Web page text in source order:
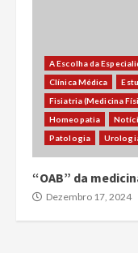
A Escolha da
Clínica Médica
Fisiatria (Medicina
Homeopatia
Patologia
“OAB” da
Dezembro 17, 2024